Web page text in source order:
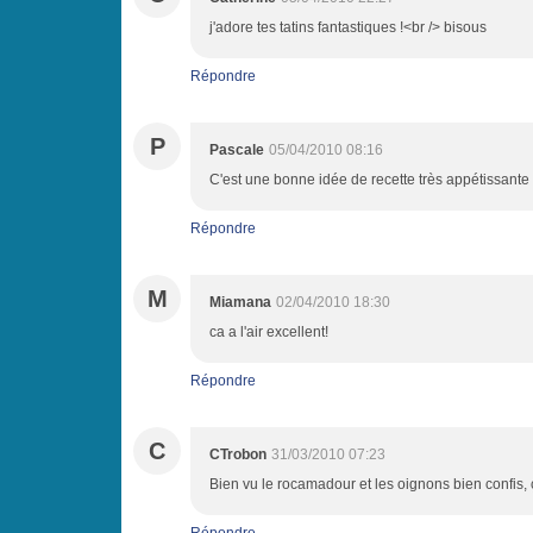
j'adore tes tatins fantastiques !<br /> bisous
Répondre
P Pascale 05/04/2010 08:16
C'est une bonne idée de recette très appétissante
Répondre
M Miamana 02/04/2010 18:30
ca a l'air excellent!
Répondre
C CTrobon 31/03/2010 07:23
Bien vu le rocamadour et les oignons bien